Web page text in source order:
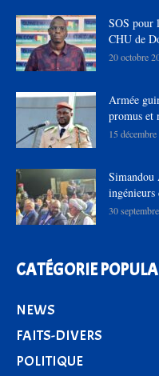
SOS pour
CHU de
20 octobre
Armée
promus et
15
Simandou
ingénieurs
30
CATÉGORIE
NEWS
FAITS-DIVERS
POLITIQUE